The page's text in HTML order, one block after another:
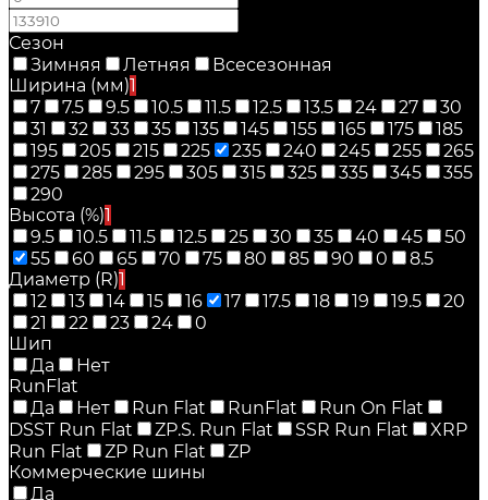
Сезон
Зимняя
Летняя
Всесезонная
Ширина (мм)1
7
7.5 9.5 10.5 11.5 12.5 13.5 24 27
30
31
32 33 35 135 145 155 165 175
185
195
205 215 225 235 240 245 255
265
275
285 295 305 315 325 335 345
355
290
Высота (%)1
9.5
10.5 11.5 12.5 25 30 35 40 45
50
55
60 65 70 75 80 85 90 0
8.5
Диаметр (R)1
12
13 14 15 16 17 17.5 18 19 19.5
20
21
22 23 24
0
Шип
Да
Нет
RunFlat
Да
Нет Run Flat RunFlat
Run On Flat
DSST Run Flat
ZP.S. Run Flat SSR Run Flat
XRP
Run Flat
ZP Run Flat
ZP
Коммерческие шины
Да